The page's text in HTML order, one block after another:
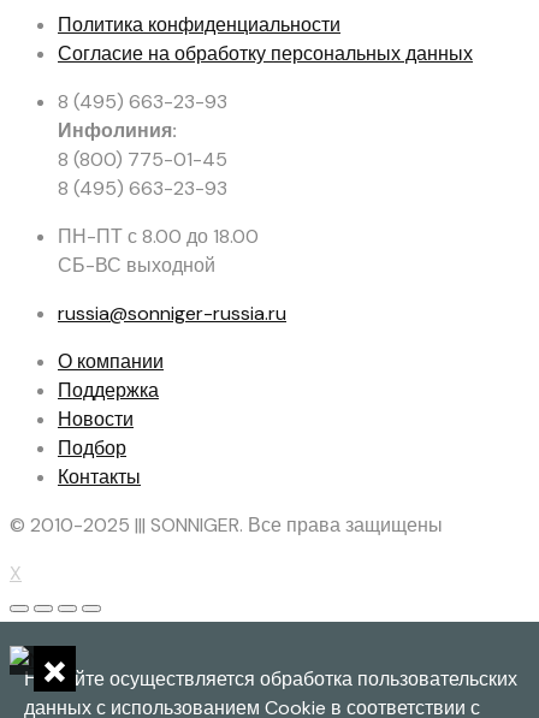
Политика конфиденциальности
Согласие на обработку персональных данных
8 (495) 663-23-93
Инфолиния:
8 (800) 775-01-45
8 (495) 663-23-93
ПН-ПТ с 8.00 до 18.00
СБ-ВС выходной
russia@sonniger-russia.ru
О компании
Поддержка
Новости
Подбор
Контакты
© 2010-2025 ||| SONNIGER. Все права защищены
X
На сайте осуществляется обработка пользовательских
данных с использованием Cookie в соответствии с
×